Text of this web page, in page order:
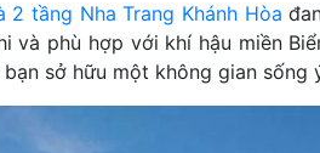
2 tầng Nha Trang Khánh Hòa
và phù hợp với khí hậu miền
bạn sở hữu một không gian sống